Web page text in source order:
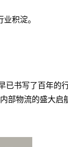
积淀。
书写了百年的
部物流的盛大启